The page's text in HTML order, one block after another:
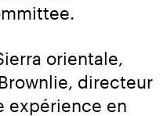
orientale,
directeur
expérience en